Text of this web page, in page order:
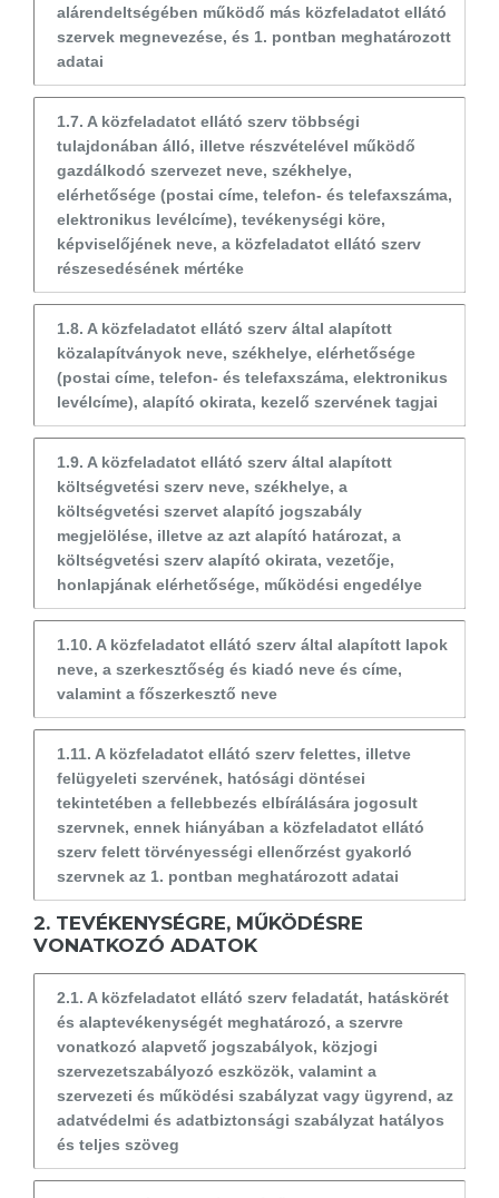
alárendeltségében működő más közfeladatot ellátó
szervek megnevezése, és 1. pontban meghatározott
adatai
1.7. A közfeladatot ellátó szerv többségi
tulajdonában álló, illetve részvételével működő
gazdálkodó szervezet neve, székhelye,
elérhetősége (postai címe, telefon- és telefaxszáma,
elektronikus levélcíme), tevékenységi köre,
képviselőjének neve, a közfeladatot ellátó szerv
részesedésének mértéke
1.8. A közfeladatot ellátó szerv által alapított
közalapítványok neve, székhelye, elérhetősége
(postai címe, telefon- és telefaxszáma, elektronikus
levélcíme), alapító okirata, kezelő szervének tagjai
1.9. A közfeladatot ellátó szerv által alapított
költségvetési szerv neve, székhelye, a
költségvetési szervet alapító jogszabály
megjelölése, illetve az azt alapító határozat, a
költségvetési szerv alapító okirata, vezetője,
honlapjának elérhetősége, működési engedélye
1.10. A közfeladatot ellátó szerv által alapított lapok
neve, a szerkesztőség és kiadó neve és címe,
valamint a főszerkesztő neve
1.11. A közfeladatot ellátó szerv felettes, illetve
felügyeleti szervének, hatósági döntései
tekintetében a fellebbezés elbírálására jogosult
szervnek, ennek hiányában a közfeladatot ellátó
szerv felett törvényességi ellenőrzést gyakorló
szervnek az 1. pontban meghatározott adatai
2. TEVÉKENYSÉGRE, MŰKÖDÉSRE
VONATKOZÓ ADATOK
2.1. A közfeladatot ellátó szerv feladatát, hatáskörét
és alaptevékenységét meghatározó, a szervre
vonatkozó alapvető jogszabályok, közjogi
szervezetszabályozó eszközök, valamint a
szervezeti és működési szabályzat vagy ügyrend, az
adatvédelmi és adatbiztonsági szabályzat hatályos
és teljes szöveg